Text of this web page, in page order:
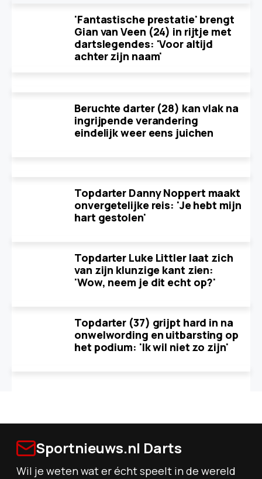
'Fantastische prestatie' brengt
Gian van Veen (24) in rijtje met
dartslegendes: 'Voor altijd
achter zijn naam'
Beruchte darter (28) kan vlak na
ingrijpende verandering
eindelijk weer eens juichen
Topdarter Danny Noppert maakt
onvergetelijke reis: 'Je hebt mijn
hart gestolen'
Topdarter Luke Littler laat zich
van zijn klunzige kant zien:
'Wow, neem je dit echt op?'
Topdarter (37) grijpt hard in na
onwelwording en uitbarsting op
het podium: 'Ik wil niet zo zijn'